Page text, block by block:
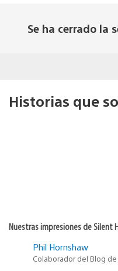
Se ha cerrado la
Historias que
Nuestras impresiones de Silent
Phil Hornshaw
Colaborador del Blog